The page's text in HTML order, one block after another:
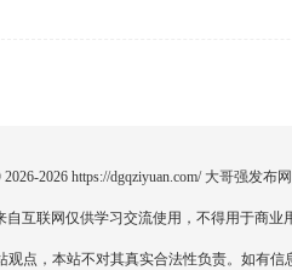
2026 https://dgqziyuan.com/ 大哥强发布网
互联网仅供学习交流使用，不得用于商
点，本站不对其真实合法性负责。如有信